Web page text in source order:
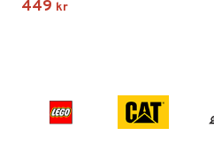
449 kr